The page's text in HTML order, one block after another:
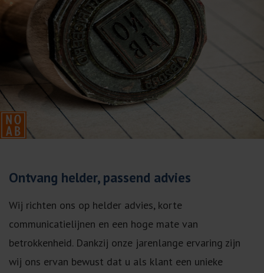
Ontvang helder, passend advies
Wij richten ons op helder advies, korte
communicatielijnen en een hoge mate van
betrokkenheid. Dankzij onze jarenlange ervaring zijn
wij ons ervan bewust dat u als klant een unieke